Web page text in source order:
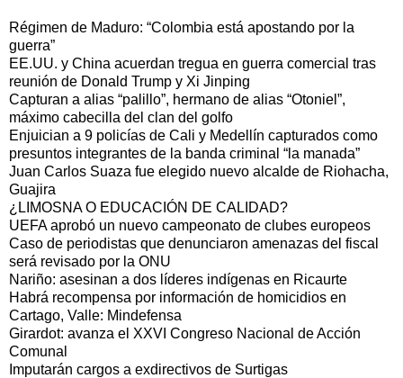
Régimen de Maduro: “Colombia está apostando por la
guerra”
EE.UU. y China acuerdan tregua en guerra comercial tras
reunión de Donald Trump y Xi Jinping
Capturan a alias “palillo”, hermano de alias “Otoniel”,
máximo cabecilla del clan del golfo
Enjuician a 9 policías de Cali y Medellín capturados como
presuntos integrantes de la banda criminal “la manada”
Juan Carlos Suaza fue elegido nuevo alcalde de Riohacha,
Guajira
¿LIMOSNA O EDUCACIÓN DE CALIDAD?
UEFA aprobó un nuevo campeonato de clubes europeos
Caso de periodistas que denunciaron amenazas del fiscal
será revisado por la ONU
Nariño: asesinan a dos líderes indígenas en Ricaurte
Habrá recompensa por información de homicidios en
Cartago, Valle: Mindefensa
Girardot: avanza el XXVI Congreso Nacional de Acción
Comunal
Imputarán cargos a exdirectivos de Surtigas